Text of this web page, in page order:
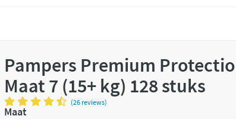
Pampers Premium
Maat 7 (15+ kg) 128 stuks
(26 reviews)
Maat